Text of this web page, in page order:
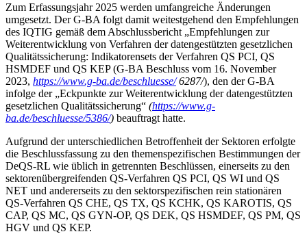
Zum Erfassungsjahr 2025 werden umfangreiche Änderungen
umgesetzt. Der G-BA folgt damit weitestgehend den Empfehlungen
des IQTIG gemäß dem Abschlussbericht „Empfehlungen zur
Weiterentwicklung von Verfahren der datengestützten gesetzlichen
Qualitätssicherung: Indikatorensets der Verfahren QS PCI, QS
HSMDEF und QS KEP (G-BA Beschluss vom 16. November
2023, https://www.g-ba.de/beschluesse/6287/), den der G-BA
infolge der „Eckpunkte zur Weiterentwicklung der datengestützten
gesetzlichen Qualitätssicherung“ (https://www.g-
ba.de/beschluesse/5386/) beauftragt hatte.
Aufgrund der unterschiedlichen Betroffenheit der Sektoren erfolgte
die Beschlussfassung zu den themenspezifischen Bestimmungen der
DeQS-RL wie üblich in getrennten Beschlüssen, einerseits zu den
sektorenübergreifenden QS-Verfahren QS PCI, QS WI und QS
NET und andererseits zu den sektorspezifischen rein stationären
QS-Verfahren QS CHE, QS TX, QS KCHK, QS KAROTIS, QS
CAP, QS MC, QS GYN-OP, QS DEK, QS HSMDEF, QS PM, QS
HGV und QS KEP.